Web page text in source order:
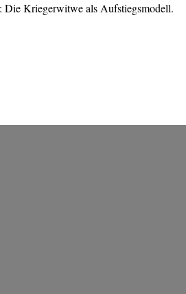
Kriegerwitwe als Aufstiegsmodell.